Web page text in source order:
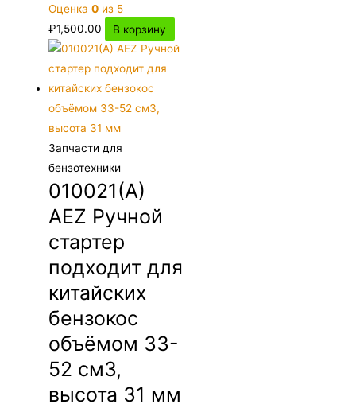
Оценка0 из 5
₽1,500.00 В корзину
Запчасти для
бензотехники
010021(A)
AEZ Ручной
стартер
подходит для
китайских
бензокос
объёмом 33-
52 см3,
высота 31 мм